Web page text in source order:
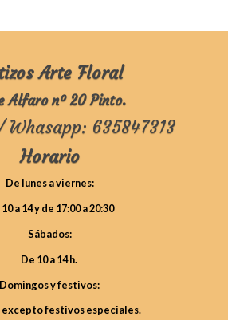
Arte Floral
Alfaro nº 20 Pinto.
Whasapp: 635847313
Horario
De lunes a viernes:
a 14 y de 17:00 a 20:30
Sábados:
De 10 a 14 h.
Domingos y festivos:
excepto festivos especiales.